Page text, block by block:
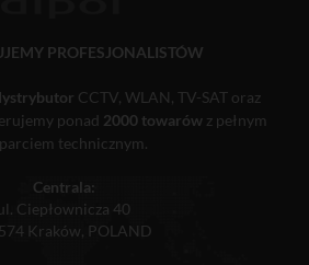
PROFESJONALISTÓW
CCTV, WLAN, TV-SAT oraz
ponad 2000 towarówz pełnym
technicznym.
Centrala:
Ciepłownicza 40
Kraków, POLAND